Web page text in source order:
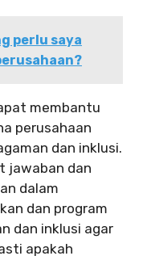
perlu saya
membantu
perusahaan
dan inklusi.
jawaban dan
dalam
dan program
dan inklusi agar
apakah